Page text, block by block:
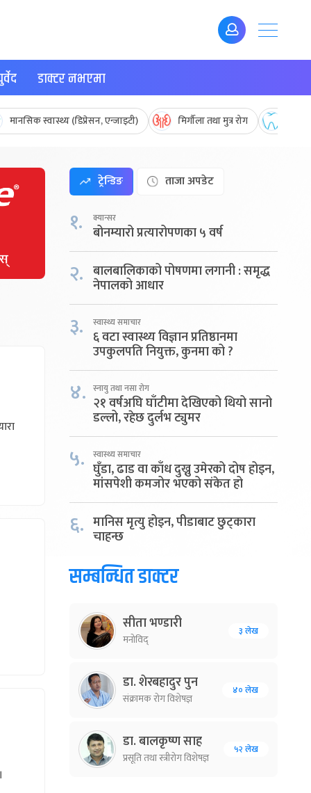
डाक्टर नभएमा
मानसिक स्वास्थ्य (डिप्रेसन, एन्जाइटी) मिर्गौला तथा मुत्र रोग
ट्रेन्डिङ ताजा अपडेट
१. क्यान्सर
बोनम्यारो प्रत्यारोपणका ५ वर्ष
२. बालबालिकाको पोषणमा लगानी : समृद्ध
नेपालको आधार
३. स्वास्थ्य समाचार
६ वटा स्वास्थ्य विज्ञान प्रतिष्ठानमा
उपकुलपति नियुक्त, कुनमा को ?
४. स्नायु तथा नसा रोग
२१ वर्षअघि घाँटीमा देखिएको थियो सानो
डल्लो, रहेछ दुर्लभ ट्युमर
५. स्वास्थ्य समाचार
घुँडा, ढाड वा काँध दुख्नु उमेरको दोष होइन,
मांसपेशी कमजोर भएको संकेत हो
६. मानिस मृत्यु होइन, पीडाबाट छुट्कारा
चाहन्छ
सम्बन्धित डाक्टर
सीता भण्डारी
मनोविद्
३ लेख
डा. शेरबहादुर पुन
संक्रामक रोग विशेषज्ञ
४० लेख
डा. बालकृष्ण साह
प्रसूति तथा स्त्रीरोग विशेषज्ञ
५२ लेख